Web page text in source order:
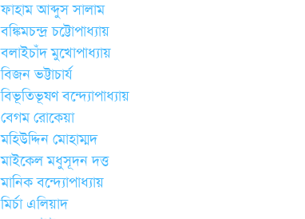
ফাহাম আব্দুস সালাম
বঙ্কিমচন্দ্র চট্টোপাধ্যায়
বলাইচাঁদ মুখোপাধ্যায়
বিজন ভট্টাচার্য
বিভূতিভূষণ বন্দ্যোপাধ্যায়
বেগম রোকেয়া
মহিউদ্দিন মোহাম্মদ
মাইকেল মধুসূদন দত্ত
মানিক বন্দ্যোপাধ্যায়
মির্চা এলিয়াদ